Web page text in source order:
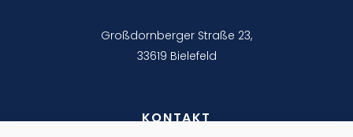
Großdornberger Straße 23,
33619 Bielefeld
KONTAKT